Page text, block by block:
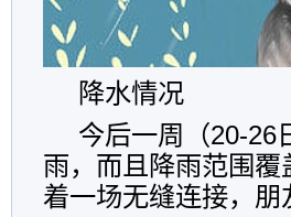
降水情况
今后一周（20-26
雨，而且降雨范围
着一场无缝连接，